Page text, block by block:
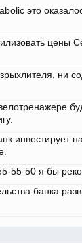
это
цены
ни
инвестирует
55-50 я бы
банка